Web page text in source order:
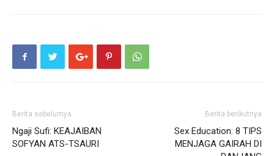
Berita sebelumya
Ngaji Sufi: KEAJAIBAN
SOFYAN ATS-TSAURI
Berita berikutnya
Sex Education: 8 TIPS
MENJAGA GAIRAH DI